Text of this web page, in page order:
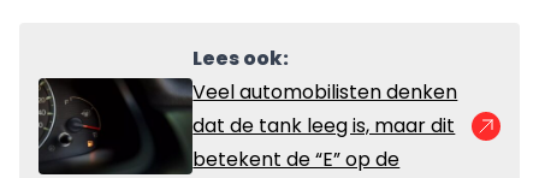
Lees ook:
Veel automobilisten denken
dat de tank leeg is, maar dit
betekent de “E” op de